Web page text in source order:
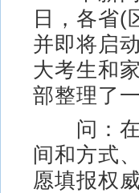
日，各省(
并即将启
大考生和
部整理了
问：在
间和方式
愿填报权